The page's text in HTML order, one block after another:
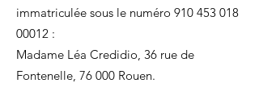
immatriculée sous le numéro 910 453 018
00012 :
Madame Léa Credidio, 36 rue de
Fontenelle, 76 000 Rouen.